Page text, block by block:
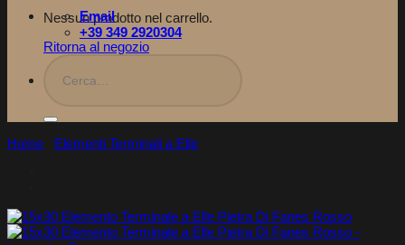
Nessun prodotto nel carrello.
Ritorna al negozio
Email
+39 349 2920304
Home Elementi Terminali a Elle